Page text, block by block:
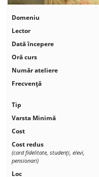
Domeniu
Lector
Dată începere
Oră curs
Număr ateliere
Frecvenţă
Tip
Varsta Minimă
Cost
Cost redus
(card fidelitate, studenţi, elevi,
pensionari)
Loc